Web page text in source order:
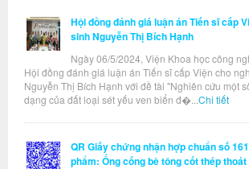
Hội đồng đánh giá luận án Tiến sĩ cấp
sinh Nguyễn Thị Bích Hạnh
Ngày 06/5/2024, Viện Khoa học công
Hội đồng đánh giá luận án Tiến sĩ cấp Viện cho
Nguyễn Thị Bích Hạnh với đề tài "Nghiên cứu một
dạng của đất loại sét yếu ven biển đ�... Chi tiết
QR Giấy chứng nhận hợp chuẩn số
phẩm: Ống cống bê tông cốt thép